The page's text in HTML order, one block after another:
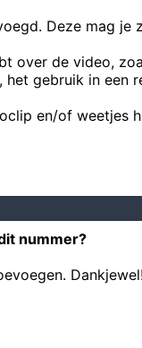
gewaarworden
my flange turns yellow
al gezegd dat je een
KÁNJERRRRRR bent!?
wezen naar voren
snothelm dragen?
heeft geleend (ik
heeft teruggebracht.
Deze mag je
over de video,
gebruik in een
en/of weetjes
nummer?